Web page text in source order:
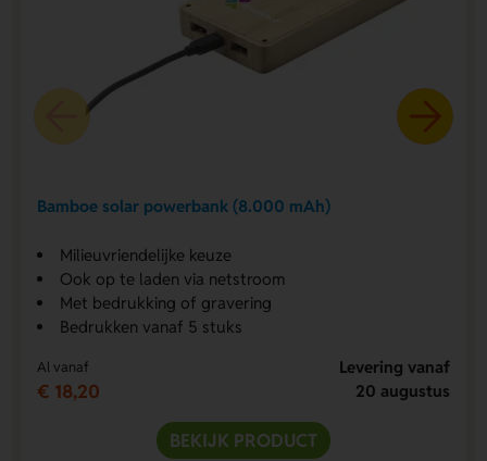
Bamboe solar powerbank (8.000 mAh)
Milieuvriendelijke keuze
Ook op te laden via netstroom
Met bedrukking of gravering
Bedrukken vanaf 5 stuks
Al vanaf
€ 18,20
Levering vanaf
20 augustus
BEKIJK PRODUCT